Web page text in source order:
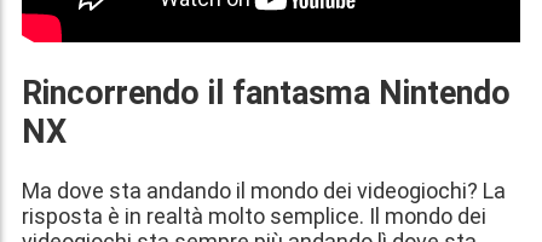
Rincorrendo il fantasma Nintendo
NX
Ma dove sta andando il mondo dei videogiochi? La
risposta è in realtà molto semplice. Il mondo dei